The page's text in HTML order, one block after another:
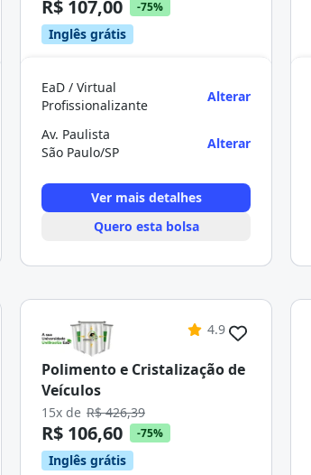
R$ 107,00 -75%
Inglês grátis
EaD / Virtual
Profissionalizante
Alterar
Av. Paulista
São Paulo/SP
Alterar
Ver mais detalhes
Quero esta bolsa
4.9
Polimento e Cristalização de
Veículos
15x de R$ 426,39
R$ 106,60 -75%
Inglês grátis